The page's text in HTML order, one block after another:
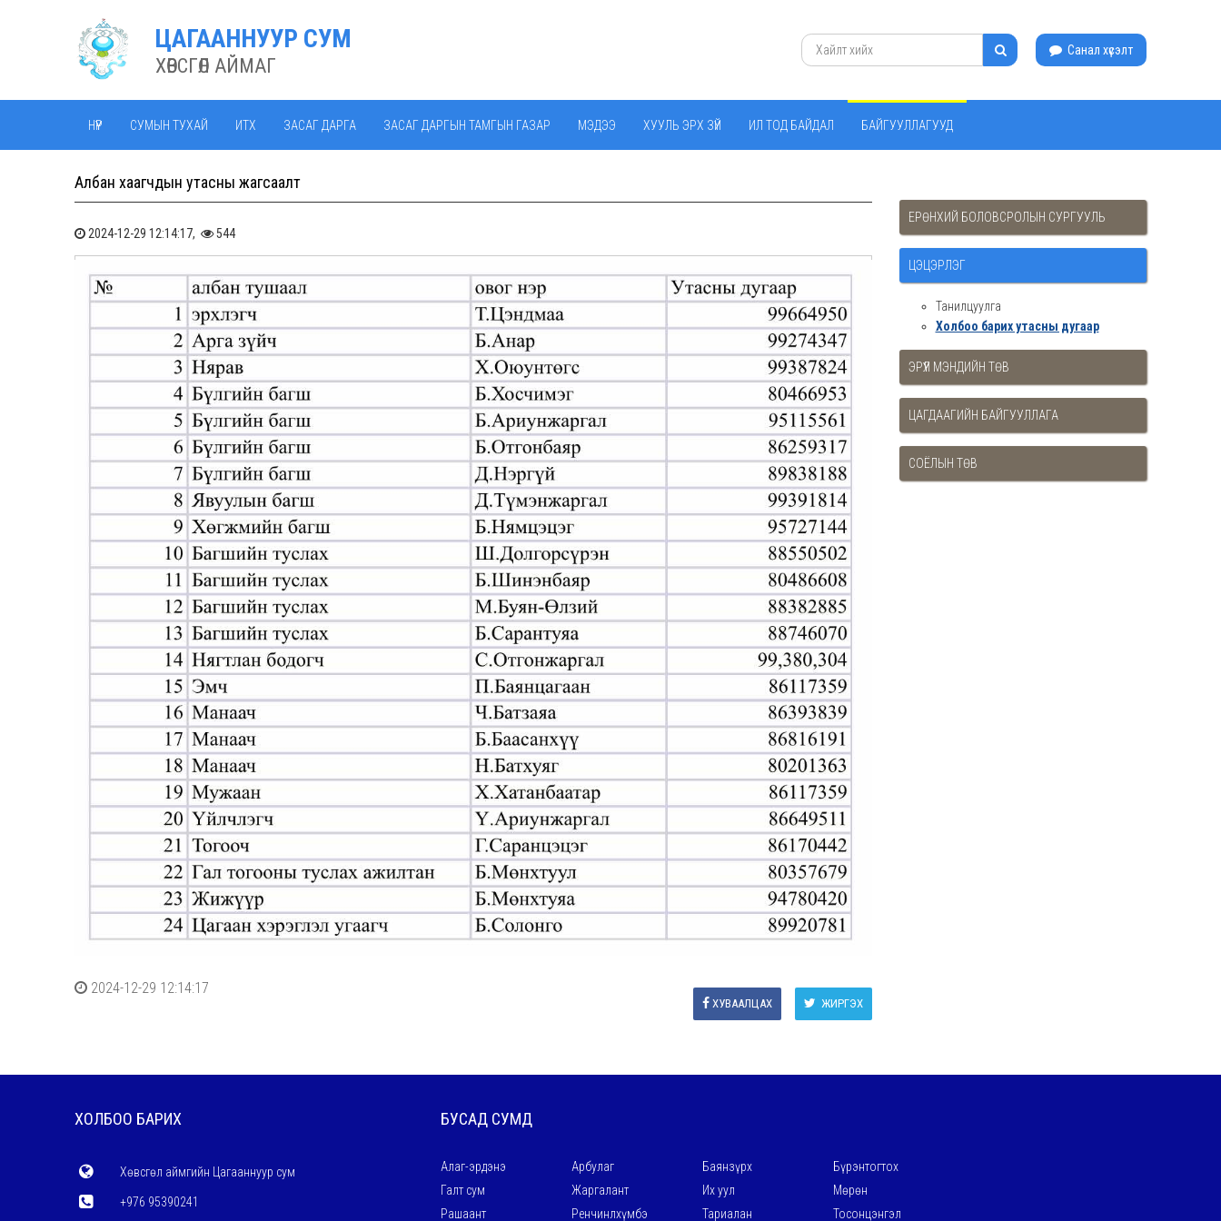
ЦАГААННУУР СУМ
ХӨВСГӨЛ АЙМАГ
Санал хүсэлт
НҮҮР СУМЫН ТУХАЙ ИТХ ЗАСАГ ДАРГА ЗАСАГ ДАРГЫН ТАМГЫН ГАЗАР МЭДЭЭ ХУУЛЬ ЭРХ ЗҮЙ ИЛ ТОД БАЙДАЛ БАЙГУУЛЛАГУУД
Албан хаагчдын утасны жагсаалт
2024-12-29 12:14:17, 544
2024-12-29 12:14:17
ЖИРГЭХ
ХУВААЛЦАХ
ЕРӨНХИЙ БОЛОВСРОЛЫН СУРГУУЛЬ
ЦЭЦЭРЛЭГ
Танилцуулга
Холбоо барих утасны дугаар
ЭРҮҮЛ МЭНДИЙН ТӨВ
ЦАГДААГИЙН БАЙГУУЛЛАГА
СОЁЛЫН ТӨВ
ХОЛБОО БАРИХ
Хөвсгөл аймгийн Цагааннуур сум
+976 95390241
БУСАД СУМД
Алаг-эрдэнэ Арбулаг Баянзүрх
Бүрэнтогтох
Галт сум
Жаргалант Их уул
Мөрөн
Рашаант
Ренчинлхүмбэ Тариалан Тосонцэнгэл